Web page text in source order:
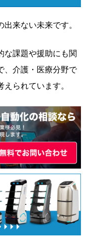
来ない未来です。
な課題や援助にも関
、介護・医療分野で
られています。